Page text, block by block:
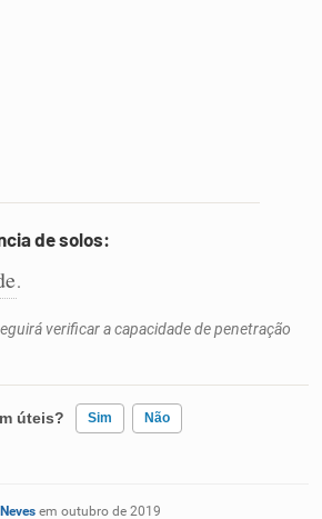
de solos:
.
verificar a capacidade de penetração
úteis? Sim Não
em outubro de 2019